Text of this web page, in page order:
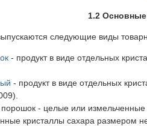
1.2
следующие виды
- продукт в виде отдельных
- продукт в виде отдельных
- целые или
кристаллы сахара размером